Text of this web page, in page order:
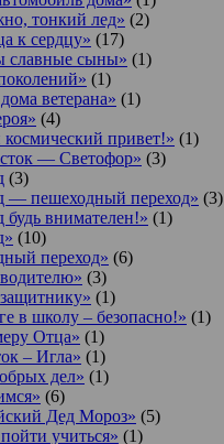
тонкий лед» (2)
к сердцу» (17)
славные сыны» (1)
(1)
ветерана» (1)
(4)
космический привет!» (1)
— Светофор» (3)
(3)
— пешеходный переход» (3)
будь внимателен!» (1)
(10)
переход» (6)
(3)
(1)
в школу – безопасно!» (1)
Отца» (1)
‒ Игла» (1)
дел» (1)
(6)
Дед Мороз» (5)
учиться» (1)